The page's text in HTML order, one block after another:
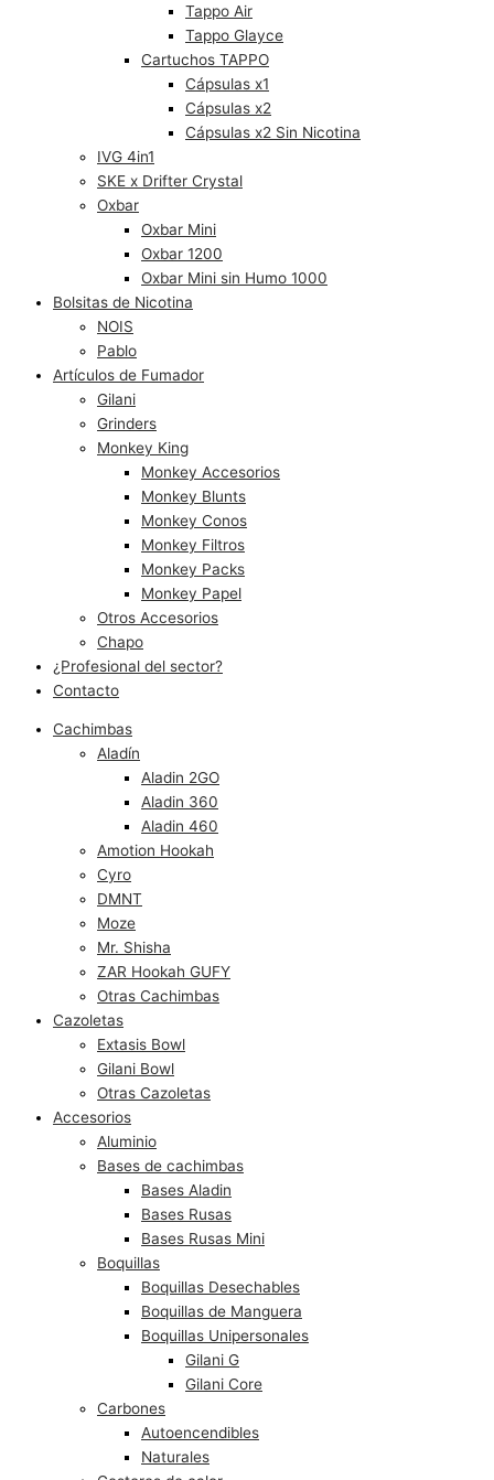
Tappo Air
Tappo Glayce
Cartuchos TAPPO
Cápsulas x1
Cápsulas x2
Cápsulas x2 Sin Nicotina
IVG 4in1
SKE x Drifter Crystal
Oxbar
Oxbar Mini
Oxbar 1200
Oxbar Mini sin Humo 1000
Bolsitas de Nicotina
NOIS
Pablo
Artículos de Fumador
Gilani
Grinders
Monkey King
Monkey Accesorios
Monkey Blunts
Monkey Conos
Monkey Filtros
Monkey Packs
Monkey Papel
Otros Accesorios
Chapo
¿Profesional del sector?
Contacto
Cachimbas
Aladín
Aladin 2GO
Aladin 360
Aladin 460
Amotion Hookah
Cyro
DMNT
Moze
Mr. Shisha
ZAR Hookah GUFY
Otras Cachimbas
Cazoletas
Extasis Bowl
Gilani Bowl
Otras Cazoletas
Accesorios
Aluminio
Bases de cachimbas
Bases Aladin
Bases Rusas
Bases Rusas Mini
Boquillas
Boquillas Desechables
Boquillas de Manguera
Boquillas Unipersonales
Gilani G
Gilani Core
Carbones
Autoencendibles
Naturales